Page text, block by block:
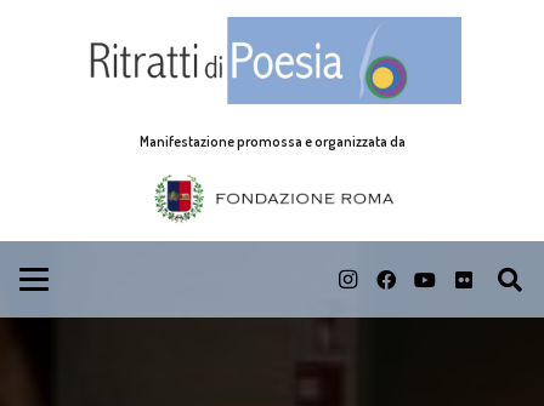
Manifestazione promossa e organizzata da